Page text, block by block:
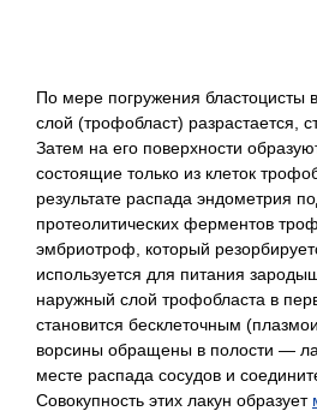
По мере погружения бластоцисты
слой (трофобласт) разрастается,
Затем на его поверхности
состоящие только из клеток
результате распада эндометрия
протеолитических ферментов
эмбриотроф, который
используется для питания
наружный слой трофобласта в
становится бесклеточным
ворсины обращены в полости —
месте распада сосудов и
Совокупность этих лакун образует